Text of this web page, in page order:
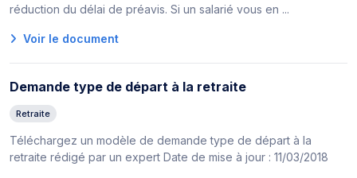
réduction du délai de préavis. Si un salarié vous en ...
Voir le document
Demande type de départ à la retraite
Retraite
Téléchargez un modèle de demande type de départ à la
retraite rédigé par un expert Date de mise à jour : 11/03/2018